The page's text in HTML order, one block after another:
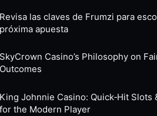
Revisa las claves de Frumzi para
próxima apuesta
SkyCrown Casino’s Philosophy on
Outcomes
King Johnnie Casino: Quick‑Hit Slots
for the Modern Player